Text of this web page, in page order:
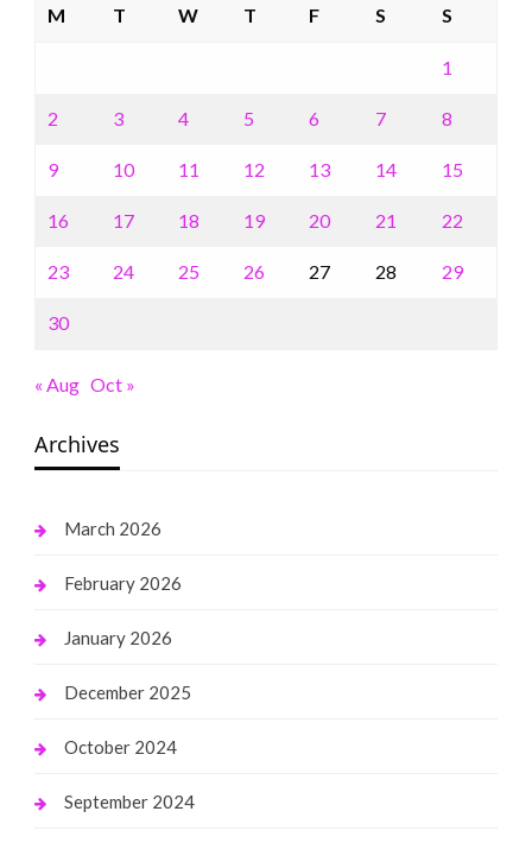
M T W T F S S
1
2 3 4 5 6 7 8
9 10 11 12 13 14 15
16 17 18 19 20 21 22
23 24 25 26 27 28 29
30
« Aug Oct »
Archives
March 2026
February 2026
January 2026
December 2025
October 2024
September 2024